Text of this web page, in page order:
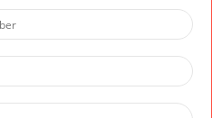
ਪਰਿਵਾਰ ਨੇ ਬੱਚਿਆਂ ਦੇ
ਲੱਭੀ ਹੈ